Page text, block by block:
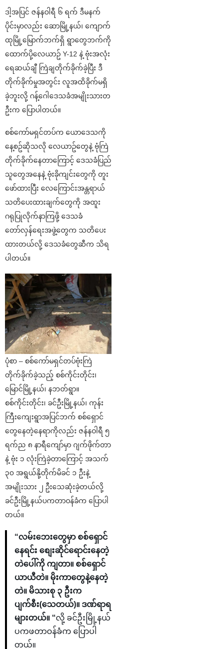
ဒါ့အပြင် ဇန်နဝါရီ ၆ ရက် ဒီမနက်
ပိုင်းမှာလည်း ဆောမြို့နယ်၊ ကျောက်
ထုမြို့မြောက်ဘက်ရှိ ရွာတွေဘက်ကို
ထောက်ပို့လေယာဥ် Y-12 နဲ့ ဗုံးအလုံး
ရေဆယ်ချီ ကြဲချတိုက်ခိုက်ခဲ့ပြီး ဒီ
တိုက်ခိုက်မှုအတွင်း လူအထိခိုက်မရှိ
ခဲ့ဘူးလို့ ဂန့်ဂေါဒေသခံအမျိုးသားတ
ဦးက ပြောပါတယ်။
စစ်ကော်မရှင်တပ်က ယောဒေသကို
နေ့စဥ်ဆိုသလို လေယာဥ်တွေနဲ့ ဗုံကြဲ
တိုက်ခိုက်နေတာကြောင့် ဒေသခံပြည်
သူတွေအနေနဲ့ ဗုံးခိုကျင်းတွေကို တူး
ဖော်ထားပြီး လေကြောင်းအန္တရာယ်
သတိပေးထားချက်တွေကို အထူး
ဂရုပြုလိုက်နာကြဖို့ ဒေသခံ
တော်လှန်ရေးအဖွဲ့တွေက သတိပေး
ထားတယ်လို့ ဒေသခံတွေဆီက သိရ
ပါတယ်။
ပုံစာ – စစ်ကော်မရှင်တပ်ဗုံးကြဲ
တိုက်ခိုက်ခဲ့သည့် စစ်ကိုင်းတိုင်း၊
မြောင်မြို့နယ်၊ နဘတ်ရွာ။
စစ်ကိုင်းတိုင်း၊ ခင်ဦးမြို့နယ်၊ ကုန်း
ကြီးကျေးရွာအပြင်ဘက် စစ်ရှောင်
တွေနေတဲ့နေရာကိုလည်း ဇန်နဝါရီ ၅
ရက်ည ၈ နာရီကျော်မှာ ဂျက်ဖိုက်တာ
နဲ့ ဗုံး ၁ လုံးကြဲခဲ့တာကြောင့် အသက်
၃၀ အရွယ်နို့တိုက်မိခင် ၁ ဦးနဲ့
အမျိုးသား ၂ ဦးသေဆုံးခဲ့တယ်လို့
ခင်ဦးမြို့နယ်ပကတာဝန်ခံက ပြောပါ
တယ်။
“လမ်းဘေးတွေမှာ စစ်ရှောင်
နေရင်း စျေးဆိုင်ရောင်းနေတဲ့
တဲပေါ်ကို ကျတာ။ စစ်ရှောင်
ယာယီတဲ။ မိုးကာတွေနဲ့နေတဲ့
တဲ။ မိသားစု ၃ ဦးက
ပျက်စီး(သေတယ်)။ ဒဏ်ရာရ
များတယ်။ “လို့ ခင်ဦးမြို့နယ်
ပကဖတာဝန်ခံက ပြောပါ
တယ်။